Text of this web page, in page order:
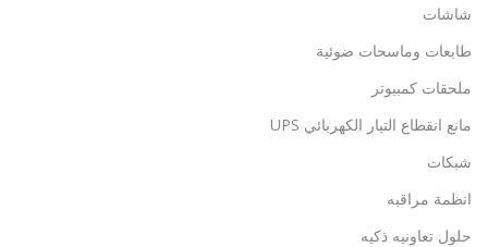
شاشات
طابعات وماسحات ضوئية
ملحقات كمبيوتر
مانع انقطاع التيار الكهربائي UPS
شبكات
انظمة مراقبه
حلول تعاونيه ذكيه